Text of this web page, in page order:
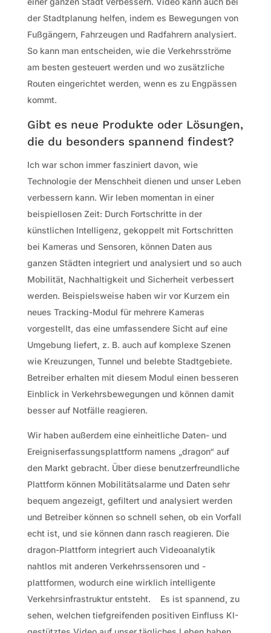
der Stadtplanung helfen, indem es Bewegungen von
Fußgängern, Fahrzeugen und Radfahrern analysiert.
So kann man entscheiden, wie die Verkehrsströme
am besten gesteuert werden und wo zusätzliche
Routen eingerichtet werden, wenn es zu Engpässen
kommt.
Gibt es neue Produkte oder Lösungen,
die du besonders spannend findest?
Ich war schon immer fasziniert davon, wie
Technologie der Menschheit dienen und unser Leben
verbessern kann. Wir leben momentan in einer
beispiellosen Zeit: Durch Fortschritte in der
künstlichen Intelligenz, gekoppelt mit Fortschritten
bei Kameras und Sensoren, können Daten aus
ganzen Städten integriert und analysiert und so auch
Mobilität, Nachhaltigkeit und Sicherheit verbessert
werden. Beispielsweise haben wir vor Kurzem ein
neues Tracking-Modul für mehrere Kameras
vorgestellt, das eine umfassendere Sicht auf eine
Umgebung liefert, z. B. auch auf komplexe Szenen
wie Kreuzungen, Tunnel und belebte Stadtgebiete.
Betreiber erhalten mit diesem Modul einen besseren
Einblick in Verkehrsbewegungen und können damit
besser auf Notfälle reagieren.
Wir haben außerdem eine einheitliche Daten- und
Ereigniserfassungsplattform namens „dragon“ auf
den Markt gebracht. Über diese benutzerfreundliche
Plattform können Mobilitätsalarme und Daten sehr
bequem angezeigt, gefiltert und analysiert werden
und Betreiber können so schnell sehen, ob ein Vorfall
echt ist, und sie können dann rasch reagieren. Die
dragon-Plattform integriert auch Videoanalytik
nahtlos mit anderen Verkehrssensoren und -
plattformen, wodurch eine wirklich intelligente
Verkehrsinfrastruktur entsteht. Es ist spannend, zu
sehen, welchen tiefgreifenden positiven Einfluss KI-